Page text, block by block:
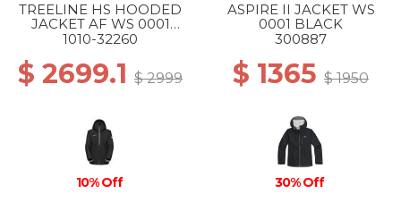
TREELINE HS HOODED
JACKET AF WS 0001
BLACK
1010-32260
$ 2699.1 $ 2999
10% Off
ASPIRE II JACKET WS
0001 BLACK
300887
$ 1365 $ 1950
30% Off